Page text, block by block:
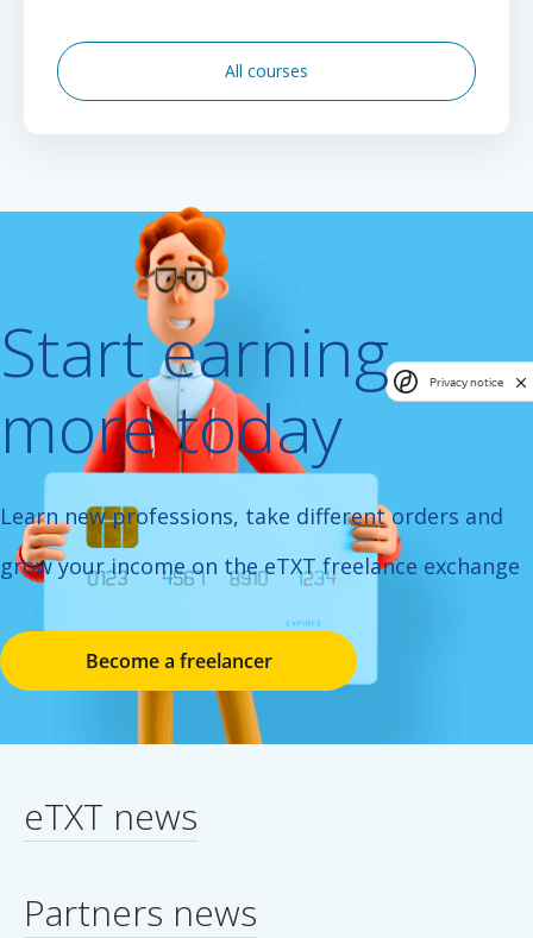
All courses
Start earning
more today
Learn new professions, take different orders and
grow your income on the eTXT freelance exchange
Become a freelancer
eTXT news
Partners news
Privacy notice